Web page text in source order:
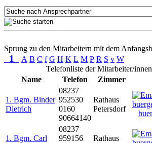
Sprung zu den Mitarbeitern mit dem
1 A B C f G H K L M P R S v W
Telefonliste der Mitarbeiter/
Name
Telefon Zimmer
1. Bgm. Binder
Dietrich
08237
952530
0160
90664140
Rathaus
Petersdorf
1. Bgm. Carl
08237
959156
Rathaus